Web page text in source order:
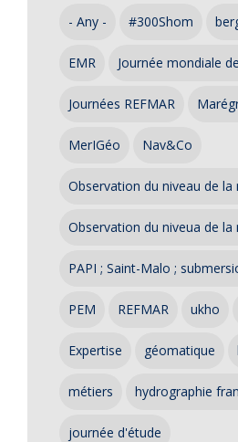
- Any - #300Shom
EMR Journée mondiale
Journées REFMAR
MerIGéo Nav&Co
Observation du niveau de la
Observation du niveua de la
PAPI ; Saint-Malo ;
PEM REFMAR ukho
Expertise géomatique
métiers hydrographie
journée d'étude